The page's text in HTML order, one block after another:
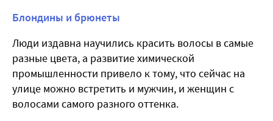
Блондины и брюнеты
Люди издавна научились красить волосы в самые
разные цвета, а развитие химической
промышленности привело к тому, что сейчас на
улице можно встретить и мужчин, и женщин с
волосами самого разного оттенка.